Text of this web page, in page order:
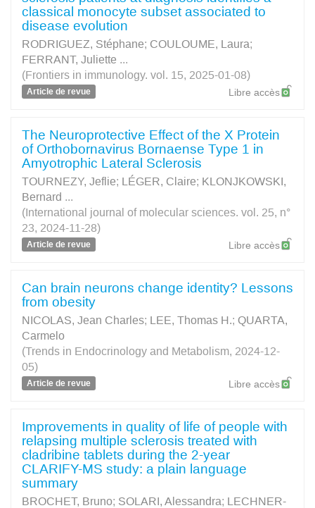
classical monocyte subset associated to
disease evolution
RODRIGUEZ, Stéphane; COULOUME, Laura;
FERRANT, Juliette ...
(Frontiers in immunology. vol. 15, 2025-01-08)
Article de revue Libre accès
The Neuroprotective Effect of the X Protein
of Orthobornavirus Bornaense Type 1 in
Amyotrophic Lateral Sclerosis
TOURNEZY, Jeflie; LÉGER, Claire; KLONJKOWSKI,
Bernard ...
(International journal of molecular sciences. vol. 25, n°
23, 2024-11-28)
Article de revue Libre accès
Can brain neurons change identity? Lessons
from obesity
NICOLAS, Jean Charles; LEE, Thomas H.; QUARTA,
Carmelo
(Trends in Endocrinology and Metabolism, 2024-12-
05)
Article de revue Libre accès
Improvements in quality of life of people with
relapsing multiple sclerosis treated with
cladribine tablets during the 2-year
CLARIFY-MS study: a plain language
summary
BROCHET, Bruno; SOLARI, Alessandra; LECHNER-